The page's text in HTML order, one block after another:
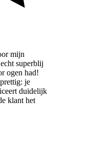
mijn
superblij
ogen had!
je
duidelijk
klant het